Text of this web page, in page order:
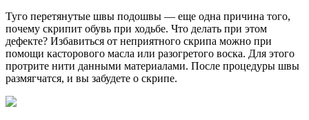
Туго перетянутые швы подошвы — еще одна причина того,
почему скрипит обувь при ходьбе. Что делать при этом
дефекте? Избавиться от неприятного скрипа можно при
помощи касторового масла или разогретого воска. Для этого
протрите нити данными материалами. После процедуры швы
размягчатся, и вы забудете о скрипе.